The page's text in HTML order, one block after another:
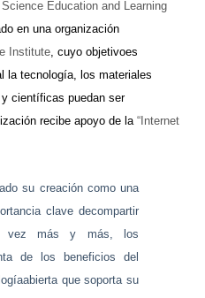
Science Education and Learning
en una organización
Institute, cuyo objetivoes
la tecnología, los materiales
científicas puedan ser
recibe apoyo de la “Internet
su creación como una
clave decompartir
vez más y más, los
de los beneficios del
que soporta su